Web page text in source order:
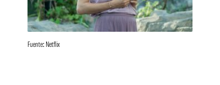
Fuente: Netflix